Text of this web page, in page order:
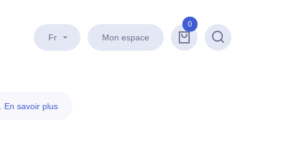
Fr Mon espace
0
Recherche
En savoir plus